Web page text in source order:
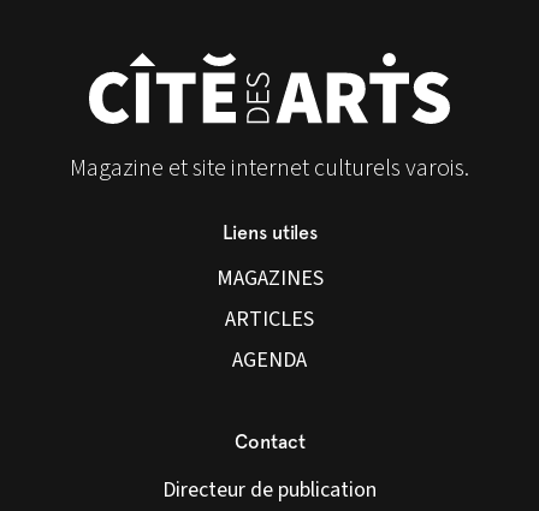
Magazine et site internet culturels varois.
Liens utiles
MAGAZINES
ARTICLES
AGENDA
Contact
Directeur de publication